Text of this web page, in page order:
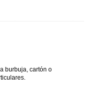
burbuja, cartón o